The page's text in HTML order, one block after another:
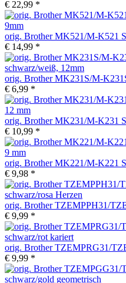
€ 22,99 *
orig. Brother MK521/M-K521
€ 14,99 *
orig. Brother MK231S/M-
€ 6,99 *
orig. Brother MK231/M-K231
€ 10,99 *
orig. Brother MK221/M-K221
€ 9,98 *
orig. Brother TZEMPPH31/
€ 9,99 *
orig. Brother TZEMPRG31/
€ 9,99 *